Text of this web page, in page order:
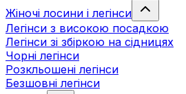
Жіночі лосини і легінси
Легінси з високою посадкою
Легінси зі збіркою на сідницях
Чорні легінси
Розкльошені легінси
Безшовні легінси